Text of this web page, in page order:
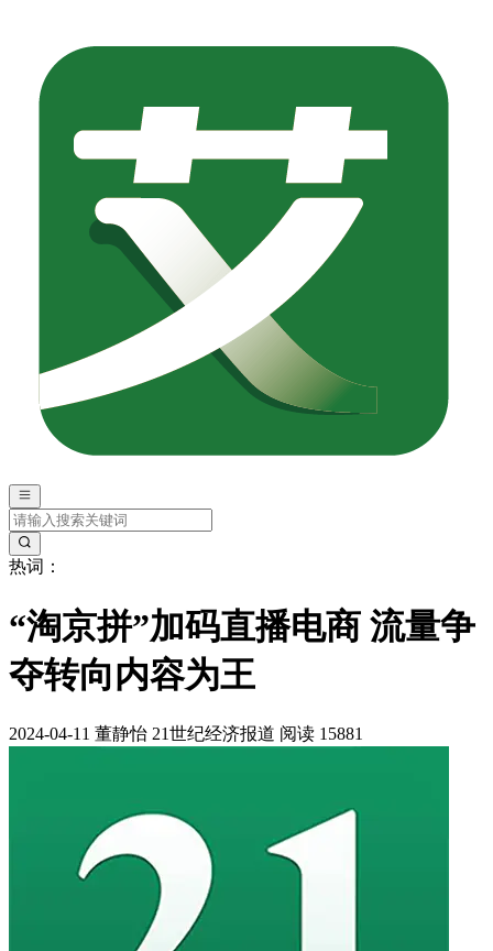
热词：
“淘京拼”加码直播电商 流量争
夺转向内容为王
2024-04-11 董静怡 21世纪经济报道 阅读 15881